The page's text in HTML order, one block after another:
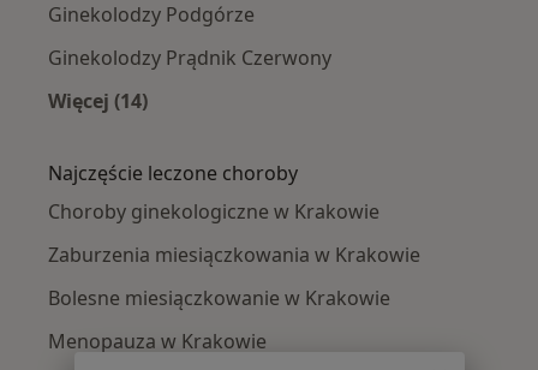
Ginekolodzy Podgórze
Ginekolodzy Prądnik Czerwony
Więcej (14)
Najczęście leczone choroby
Choroby ginekologiczne w Krakowie
Zaburzenia miesiączkowania w Krakowie
Bolesne miesiączkowanie w Krakowie
Menopauza w Krakowie